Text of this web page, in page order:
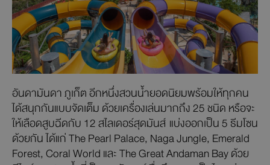
อันดามันดา ภูเก็ต อีกหนึ่งสวนน้ำยอดนิยมพร้อมให้ทุกคน
ได้สนุกกันแบบจัดเต็ม ด้วยเครื่องเล่นมากถึง 25 ชนิด หรือจะ
ให้เลือดสูบฉีดกับ 12 สไลเดอร์สุดมันส์ แบ่งออกเป็น 5 ธีมโซน
ด้วยกัน ได้แก่ The Pearl Palace, Naga Jungle, Emerald
Forest, Coral World และ The Great Andaman Bay ด้วย